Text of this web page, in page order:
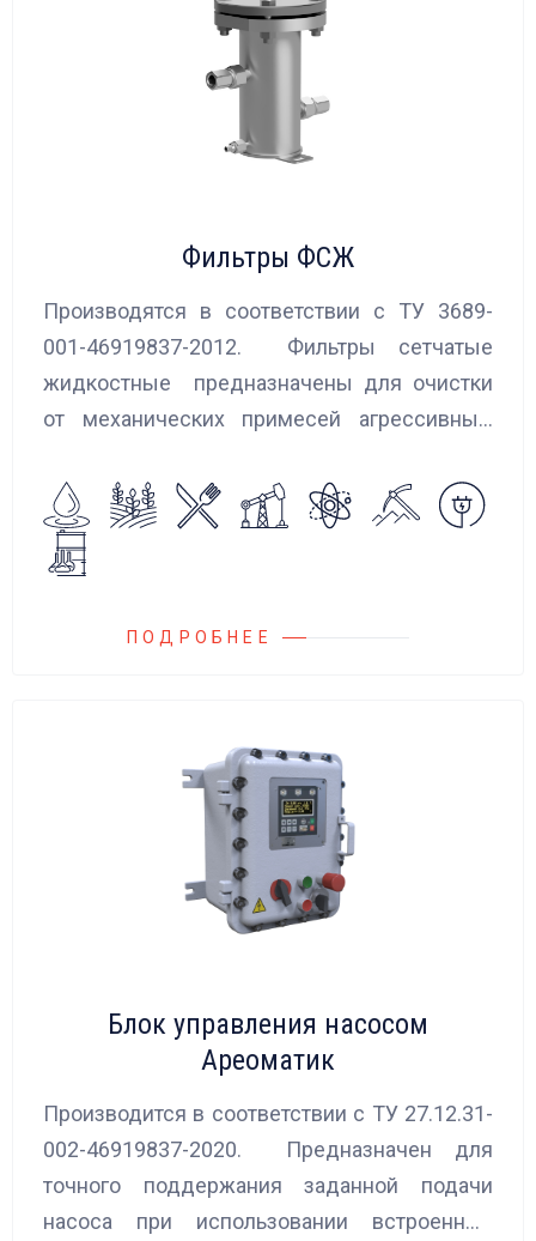
Фильтры ФСЖ
Производятся в соответствии с ТУ 3689-
001-46919837-2012. Фильтры сетчатые
жидкостные предназначены для очистки
от механических примесей агрессивных,
и суспензий. Фильтры устанавливаются
на всасывающих линиях дозировочных
насосных агрегатов и установок.
ПОДРОБНЕЕ
Блок управления насосом
Ареоматик
Производится в соответствии с ТУ 27.12.31-
002-46919837-2020. Предназначен для
точного поддержания заданной подачи
насоса при использовании встроенных